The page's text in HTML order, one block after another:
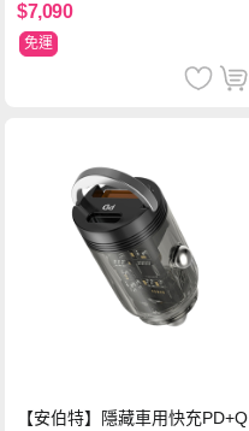
$7,090
免運
【安伯特】隱藏車用快充PD+Q